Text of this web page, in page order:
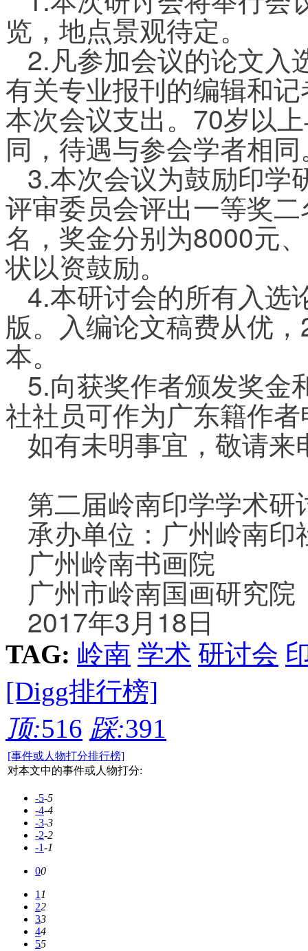
览，地点景观待定。
2.凡参加会议的论文入
有关专业报刊的编辑和
本次会议支出。70岁以
同，待遇与参会学者相
3.本次会议为鼓励印学
评审委员会评出一等奖
名，奖金分别为8000元
状以资鼓励。
4.本研讨会的所有入选
版。入编论文稿费从优
本。
5.向获奖作者颁发奖金
社社员可作为广东籍作
如有未明事宜，敬请来
第二届岭南印学学术研
承办单位：广州岭南印
广州岭南书画院
广州市岭南国画研究院
2017年3月18日
TAG: 岭南 学术 研讨会
[Digg排行榜]
顶:516 踩:391
[事件或人物打分排行榜]
对本文中的事件或人物打分:
-5-5
-4-4
-3-3
-2-2
-1-1
00
11
22
33
44
55